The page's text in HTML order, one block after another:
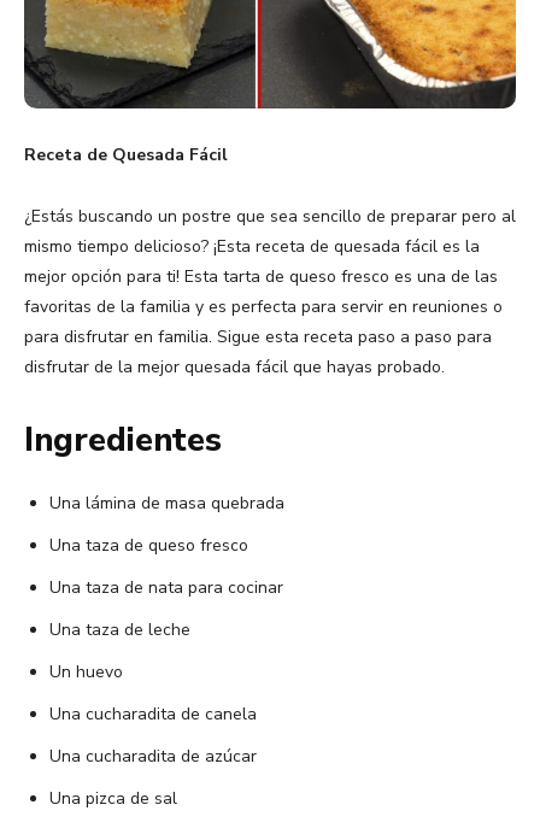
Receta de Quesada Fácil
¿Estás buscando un postre que sea sencillo de preparar pero al
mismo tiempo delicioso? ¡Esta receta de quesada fácil es la
mejor opción para ti! Esta tarta de queso fresco es una de las
favoritas de la familia y es perfecta para servir en reuniones o
para disfrutar en familia. Sigue esta receta paso a paso para
disfrutar de la mejor quesada fácil que hayas probado.
Ingredientes
Una lámina de masa quebrada
Una taza de queso fresco
Una taza de nata para cocinar
Una taza de leche
Un huevo
Una cucharadita de canela
Una cucharadita de azúcar
Una pizca de sal